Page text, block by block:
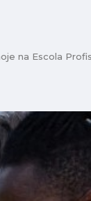
na Escola